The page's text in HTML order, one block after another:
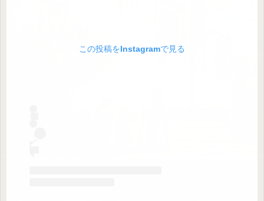
この投稿をInstagramで見る